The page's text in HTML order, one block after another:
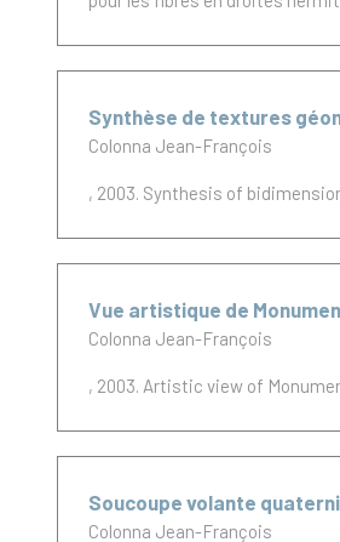
Synthèse de textures
Colonna Jean-François
, 2003. Synthesis of
Vue artistique de
Colonna Jean-François
, 2003. Artistic view of
Soucoupe volante
Colonna Jean-François